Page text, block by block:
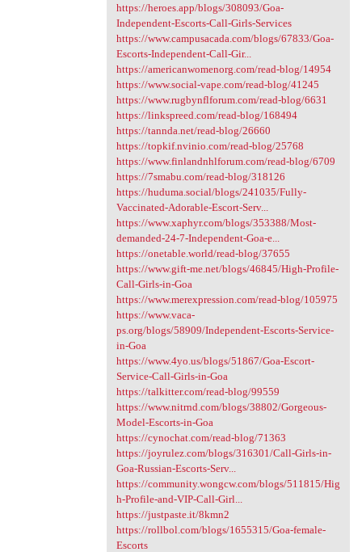
https://heroes.app/blogs/308093/Goa-
Independent-Escorts-Call-Girls-Services
https://www.campusacada.com/blogs/67833/Goa-
Escorts-Independent-Call-Gir...
https://americanwomenorg.com/read-blog/14954
https://www.social-vape.com/read-blog/41245
https://www.rugbynflforum.com/read-blog/6631
https://linkspreed.com/read-blog/168494
https://tannda.net/read-blog/26660
https://topkif.nvinio.com/read-blog/25768
https://www.finlandnhlforum.com/read-blog/6709
https://7smabu.com/read-blog/318126
https://huduma.social/blogs/241035/Fully-
Vaccinated-Adorable-Escort-Serv...
https://www.xaphyr.com/blogs/353388/Most-
demanded-24-7-Independent-Goa-e...
https://onetable.world/read-blog/37655
https://www.gift-me.net/blogs/46845/High-Profile-
Call-Girls-in-Goa
https://www.merexpression.com/read-blog/105975
https://www.vaca-
ps.org/blogs/58909/Independent-Escorts-Service-
in-Goa
https://www.4yo.us/blogs/51867/Goa-Escort-
Service-Call-Girls-in-Goa
https://talkitter.com/read-blog/99559
https://www.nitrnd.com/blogs/38802/Gorgeous-
Model-Escorts-in-Goa
https://cynochat.com/read-blog/71363
https://joyrulez.com/blogs/316301/Call-Girls-in-
Goa-Russian-Escorts-Serv...
https://community.wongcw.com/blogs/511815/Hig
h-Profile-and-VIP-Call-Girl...
https://justpaste.it/8kmn2
https://rollbol.com/blogs/1655315/Goa-female-
Escorts